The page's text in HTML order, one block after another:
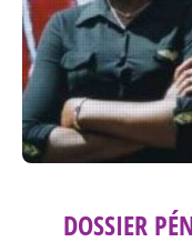
DOSSIER